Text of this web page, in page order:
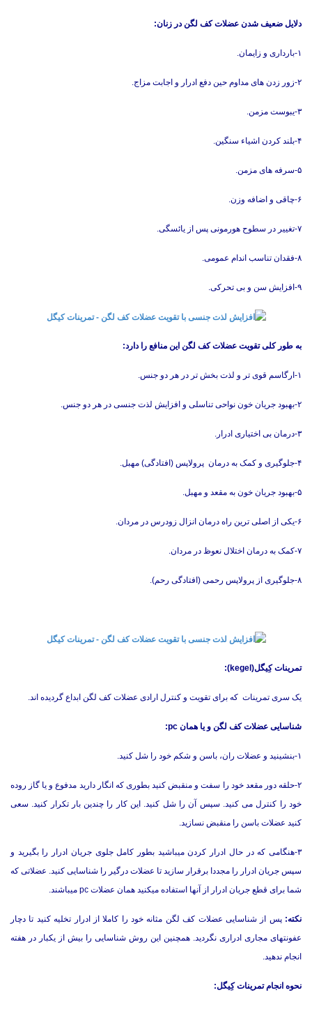
دلایل ضعیف شدن عضلات کف لگن در زنان:
۱-بارداری و زایمان.
۲-زور زدن های مداوم حین دفع ادرار و اجابت مزاج.
۳-یبوست مزمن.
۴-بلند کردن اشیاء سنگین.
۵-سرفه های مزمن.
۶-چاقی و اضافه وزن.
۷-تغییر در سطوح هورمونی پس از یائسگی.
۸-فقدان تناسب اندام عمومی.
۹-افزایش سن و بی تحرکی.
به طور کلی تقویت عضلات کف لگن این منافع را دارد:
۱-ارگاسم قوی تر و لذت بخش تر در هر دو جنس.
۲-بهبود جریان خون نواحی تناسلی و افزایش لذت جنسی در هر دو جنس.
۳-درمان بی اختیاری ادرار.
۴-جلوگیری و کمک به درمان پرولاپس (افتادگی) مهبل.
۵-بهبود جریان خون به مقعد و مهبل.
۶-یکی از اصلی ترین راه درمان انزال زودرس در مردان.
۷-کمک به درمان اختلال نعوظ در مردان.
۸-جلوگیری از پرولاپس رحمی (افتادگی رحم).
تمرینات کِیگل(kegel):
یک سری تمرینات که برای تقویت و کنترل ارادی عضلات کف لگن ابداع گردیده اند.
شناسایی عضلات کف لگن و یا همان pc:
۱-بنشینید و عضلات ران، باسن و شکم خود را شل کنید.
۲-حلقه دور مقعد خود را سفت و منقبض کنید بطوری که انگار دارید مدفوع و یا گاز روده
خود را کنترل می کنید. سپس آن را شل کنید. این کار را چندین بار تکرار کنید. سعی
کنید عضلات باسن را منقبض نسازید.
۳-هنگامی که در حال ادرار کردن میباشید بطور کامل جلوی جریان ادرار را بگیرید و
سپس جریان ادرار را مجددا برقرار سازید تا عضلات درگیر را شناسایی کنید. عضلاتی که
شما برای قطع جریان ادرار از آنها استفاده میکنید همان عضلات pc میباشند.
نکته: پس از شناسایی عضلات کف لگن مثانه خود را کاملا از ادرار تخلیه کنید تا دچار
عفونتهای مجاری ادراری نگردید. همچنین این روش شناسایی را بیش از یکبار در هفته
انجام ندهید.
نحوه انجام تمرینات کِیگل: